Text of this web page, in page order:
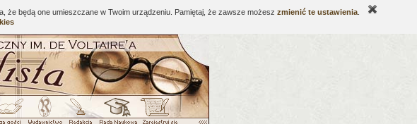
będą one umieszczane w Twoim urządzeniu. Pamiętaj, że zawsze możesz zmienić te ustawienia